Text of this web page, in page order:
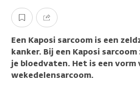
Opslaan Delen
Een Kaposi sarcoom is een
kanker. Bij een Kaposi
je bloedvaten. Het is een vorm
wekedelensarcoom.